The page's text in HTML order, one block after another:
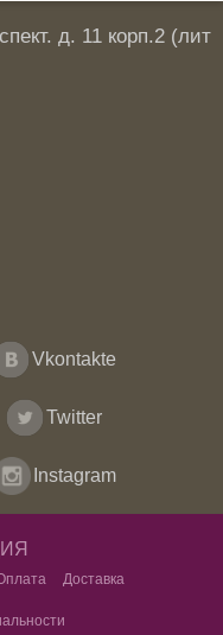
д. 11 корп.2 (лит
Vkontakte
Twitter
Instagram
Доставка